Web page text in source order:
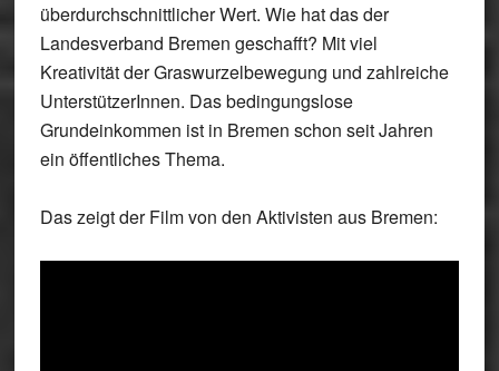
überdurchschnittlicher Wert. Wie hat das der
Landesverband Bremen geschafft? Mit viel
Kreativität der Graswurzelbewegung und zahlreiche
UnterstützerInnen. Das bedingungslose
Grundeinkommen ist in Bremen schon seit Jahren
ein öffentliches Thema.
Das zeigt der Film von den Aktivisten aus Bremen: